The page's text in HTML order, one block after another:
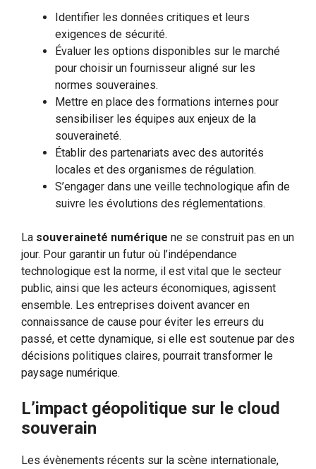
Identifier les données critiques et leurs
exigences de sécurité.
Évaluer les options disponibles sur le marché
pour choisir un fournisseur aligné sur les
normes souveraines.
Mettre en place des formations internes pour
sensibiliser les équipes aux enjeux de la
souveraineté.
Établir des partenariats avec des autorités
locales et des organismes de régulation.
S’engager dans une veille technologique afin de
suivre les évolutions des réglementations.
La souveraineté numérique ne se construit pas en un
jour. Pour garantir un futur où l’indépendance
technologique est la norme, il est vital que le secteur
public, ainsi que les acteurs économiques, agissent
ensemble. Les entreprises doivent avancer en
connaissance de cause pour éviter les erreurs du
passé, et cette dynamique, si elle est soutenue par des
décisions politiques claires, pourrait transformer le
paysage numérique.
L’impact géopolitique sur le cloud
souverain
Les évènements récents sur la scène internationale,